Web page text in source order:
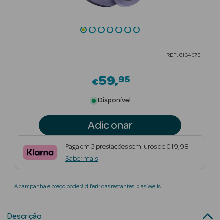
Beauty Season
Nutricosmética
Perfumes
Beauty Season
REF: 8164673
€59 95
Disponível
Adicionar
Paga em 3 prestações sem juros de € 19,98
Saber mais
A campanha e preço poderá diferir das restantes lojas Wells.
Descrição